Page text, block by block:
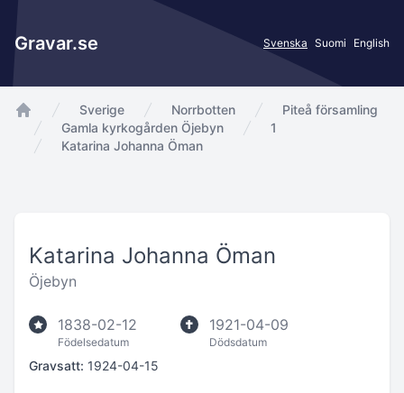
Gravar.se Svenska Suomi English
app.Start
Sverige Norrbotten
Piteå församling
Gamla kyrkogården Öjebyn
1
Katarina Johanna Öman
Katarina Johanna Öman
Öjebyn
1838-02-12
Födelsedatum
1921-04-09
Dödsdatum
Gravsatt: 1924-04-15